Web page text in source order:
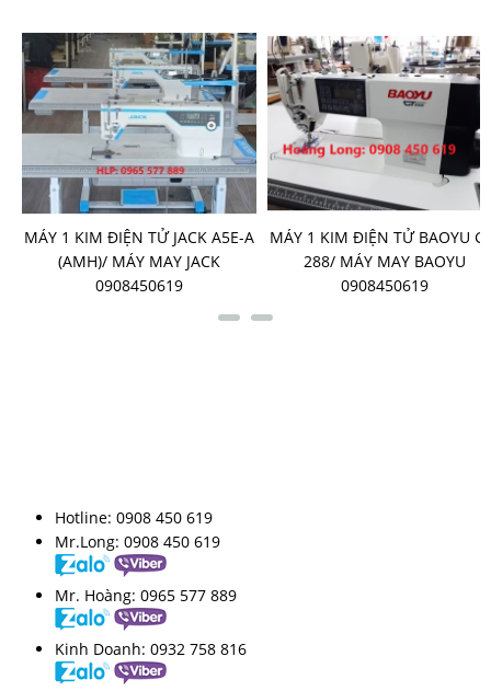
JACK A5E-A
JACK
MÁY 1 KIM ĐIỆN TỬ BAOYU GT-
288/ MÁY MAY BAOYU
MÁY MAY BAO
7A/ MÁY MAY
Hotline: 0908 450 619
Mr.Long: 0908 450 619
Mr. Hoàng: 0965 577 889
Kinh Doanh: 0932 758 816